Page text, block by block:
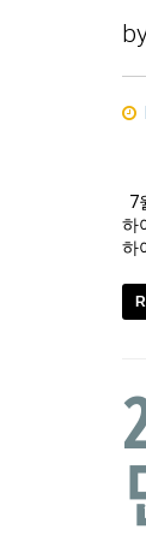
7
하
하